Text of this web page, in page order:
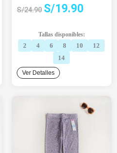
S/24.90
El
era:
S/24.90.
S/19.90
es:
S/19.90.
Tallas disponibles:
2 4 6 8 10
12
14
Ver Detalles